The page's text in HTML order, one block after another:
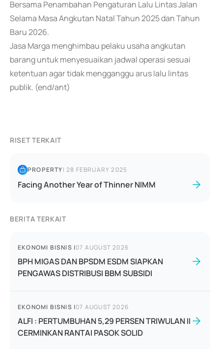
Bersama Penambahan Pengaturan Lalu Lintas Jalan
Selama Masa Angkutan Natal Tahun 2025 dan Tahun
Baru 2026.
Jasa Marga menghimbau pelaku usaha angkutan
barang untuk menyesuaikan jadwal operasi sesuai
ketentuan agar tidak mengganggu arus lalu lintas
publik. (end/ant)
RISET TERKAIT
PROPERTY|28 FEBRUARY 2025
Facing Another Year of Thinner NIMM
BERITA TERKAIT
EKONOMI BISNIS |07 AUGUST 2026
BPH MIGAS DAN BPSDM ESDM SIAPKAN
PENGAWAS DISTRIBUSI BBM SUBSIDI
EKONOMI BISNIS |07 AUGUST 2026
ALFI : PERTUMBUHAN 5,29 PERSEN TRIWULAN II
CERMINKAN RANTAI PASOK SOLID